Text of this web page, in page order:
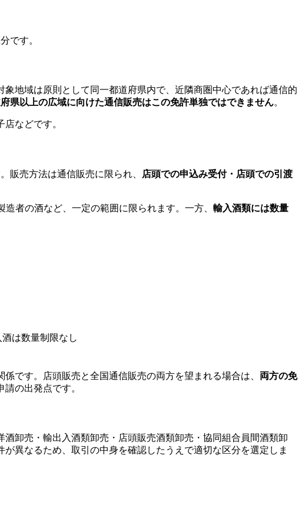
です。
地域は原則として同一都道府県内で、近隣商圏中心であれば通信的
県以上の広域に向けた通信販売はこの免許単独ではできません。
などです。
販売方法は通信販売に限られ、
店頭での申込み受付・店頭での引渡
造者の酒など、一定の範囲に限られます。一方、 輸入酒類には数量
は数量制限なし
係です。店頭販売と全国通信販売の両方を望まれる場合は、 両方の免
の出発点です。
卸売・輸出入酒類卸売・店頭販売酒類卸売・協同組合員間酒類卸
が異なるため、取引の中身を確認したうえで適切な区分を選定しま